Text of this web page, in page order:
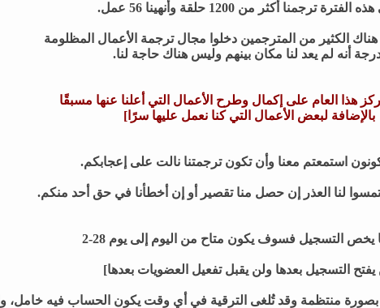
الفترة ترجمنا أكثر من 1200 حلقة وأنهينا 56 عمل.
هناك الكثير من المترجمين دخلوا مجال ترجمة الأعمال المظلومة
أنه لم يعد لنا مكان بينهم وليس هناك حاجة لنا.
هذا العام على إكمال وطرح الأعمال التي أعلنا عنها مسبقًا
بالإضافة لبعض الأعمال التي كنا نعمل عليها سرًا]
استمعتم معنا وأن تكون ترجمتنا نالت على إعجابكم.
لنا العذر إن حصل منا تقصير أو إن أخطأنا في حق أحد منكم.
يخص التسجيل فسوف يكون متاح من اليوم إلى يوم 28-2
يفتح التسجيل بعدها ولن يقبل تفعيل العضويات بعدها]
بصورة منتظمةوقد تُلغى الترقية في أي وقت يكون الحساب فيه خامل، و